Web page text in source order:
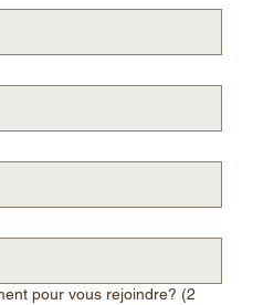
pour vous rejoindre? (2